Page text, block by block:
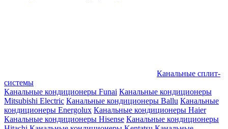
Канальные сплит-
системы
Канальные кондиционеры Funai Канальные кондиционеры
Mitsubishi Electric Канальные кондиционеры Ballu Канальные
кондиционеры Energolux Канальные кондиционеры Haier
Канальные кондиционеры Hisense Канальные кондиционеры